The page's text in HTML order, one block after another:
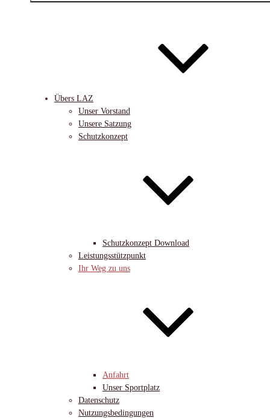
Übers LAZ
Unser Vorstand
Unsere Satzung
Schutzkonzept
Schutzkonzept Download
Leistungsstützpunkt
Ihr Weg zu uns
Anfahrt
Unser Sportplatz
Datenschutz
Nutzungsbedingungen